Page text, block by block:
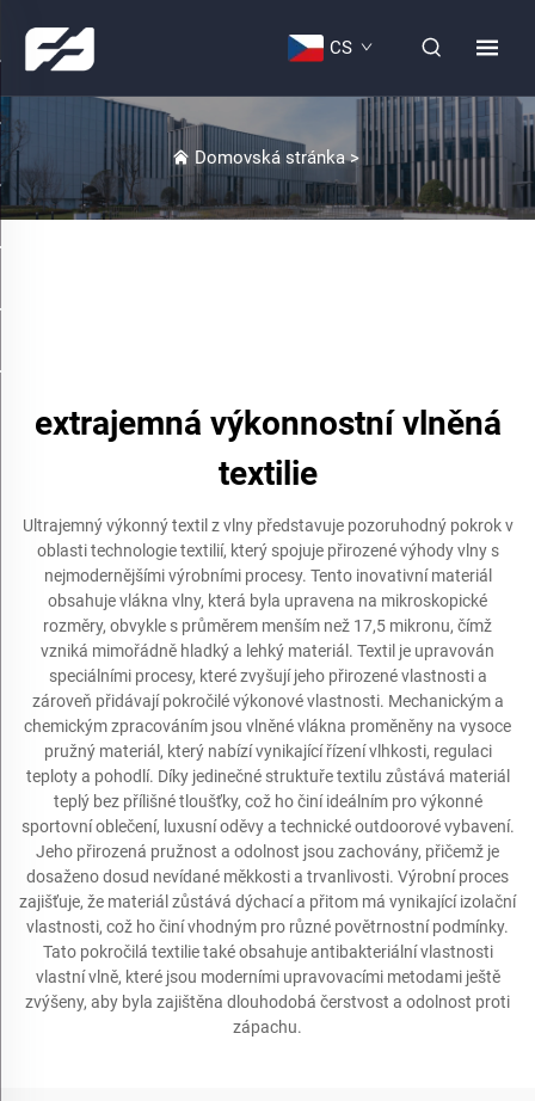
CS
Domovská stránka>
extrajemná výkonnostní vlněná
textilie
Ultrajemný výkonný textil z vlny představuje pozoruhodný pokrok v
oblasti technologie textilií, který spojuje přirozené výhody vlny s
nejmodernějšími výrobními procesy. Tento inovativní materiál
obsahuje vlákna vlny, která byla upravena na mikroskopické
rozměry, obvykle s průměrem menším než 17,5 mikronu, čímž
vzniká mimořádně hladký a lehký materiál. Textil je upravován
speciálními procesy, které zvyšují jeho přirozené vlastnosti a
zároveň přidávají pokročilé výkonové vlastnosti. Mechanickým a
chemickým zpracováním jsou vlněné vlákna proměněny na vysoce
pružný materiál, který nabízí vynikající řízení vlhkosti, regulaci
teploty a pohodlí. Díky jedinečné struktuře textilu zůstává materiál
teplý bez přílišné tloušťky, což ho činí ideálním pro výkonné
sportovní oblečení, luxusní oděvy a technické outdoorové vybavení.
Jeho přirozená pružnost a odolnost jsou zachovány, přičemž je
dosaženo dosud nevídané měkkosti a trvanlivosti. Výrobní proces
zajišťuje, že materiál zůstává dýchací a přitom má vynikající izolační
vlastnosti, což ho činí vhodným pro různé povětrnostní podmínky.
Tato pokročilá textilie také obsahuje antibakteriální vlastnosti
vlastní vlně, které jsou moderními upravovacími metodami ještě
zvýšeny, aby byla zajištěna dlouhodobá čerstvost a odolnost proti
zápachu.